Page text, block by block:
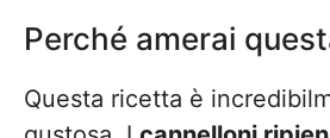
Perché amerai
Questa ricetta è